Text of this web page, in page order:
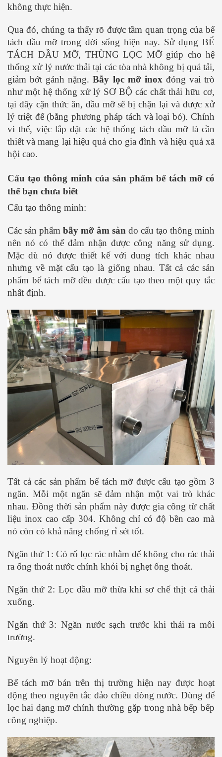
không thực hiện.
Qua đó, chúng ta thấy rõ được tầm quan trọng của bể
tách dầu mỡ trong đời sống hiện nay. Sử dụng BỂ
TÁCH DẦU MỠ, THÙNG LỌC MỠ giúp cho hệ
thống xử lý nước thải tại các tòa nhà không bị quá tải,
giảm bớt gánh nặng.Bẫy lọc mỡ inox đóng vai trò
như một hệ thống xử lý SƠ BỘ các chất thải hữu cơ,
tại đây cặn thức ăn, dầu mỡ sẽ bị chặn lại và được xử
lý triệt để (bằng phương pháp tách và loại bỏ). Chính
vì thế, việc lắp đặt các hệ thống tách dầu mỡ là cần
thiết và mang lại hiệu quả cho gia đình và hiệu quả xã
hội cao.
Cấu tạo thông minh của sản phẩm bể tách mỡ có
thể bạn chưa biết
Cấu tạo thông minh:
Các sản phẩm bẫy mỡ âm sàn do cấu tạo thông minh
nên nó có thể đảm nhận được công năng sử dụng.
Mặc dù nó được thiết kế với dung tích khác nhau
nhưng về mặt cấu tạo là giống nhau. Tất cả các sản
phẩm bể tách mỡ đều được cấu tạo theo một quy tắc
nhất định.
Tất cả các sản phẩm bể tách mỡ được cấu tạo gồm 3
ngăn. Mỗi một ngăn sẽ đảm nhận một vai trò khác
nhau. Đồng thời sản phẩm này được gia công từ chất
liệu inox cao cấp 304. Không chỉ có độ bền cao mà
nó còn có khả năng chống rỉ sét tốt.
Ngăn thứ 1: Có rổ lọc rác nhằm để không cho rác thải
ra ống thoát nước chính khỏi bị nghẹt ống thoát.
Ngăn thứ 2: Lọc dầu mỡ thừa khi sơ chế thịt cá thải
xuống.
Ngăn thứ 3: Ngăn nước sạch trước khi thải ra môi
trường.
Nguyên lý hoạt động:
Bể tách mỡ bán trên thị trường hiện nay được hoạt
động theo nguyên tắc đảo chiều dòng nước. Dùng để
lọc hai dạng mỡ chính thường gặp trong nhà bếp bếp
công nghiệp.